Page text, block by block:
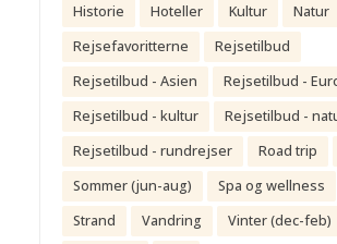
Historie
Hoteller Kultur
Natur
Rejsefavoritterne
Rejsetilbud
Rejsetilbud - Asien
Rejsetilbud -
Rejsetilbud - kultur
Rejsetilbud -
Rejsetilbud - rundrejser
Road trip
Sommer (jun-aug)
Spa og wellness
Strand
Vandring
Vinter (dec-feb)